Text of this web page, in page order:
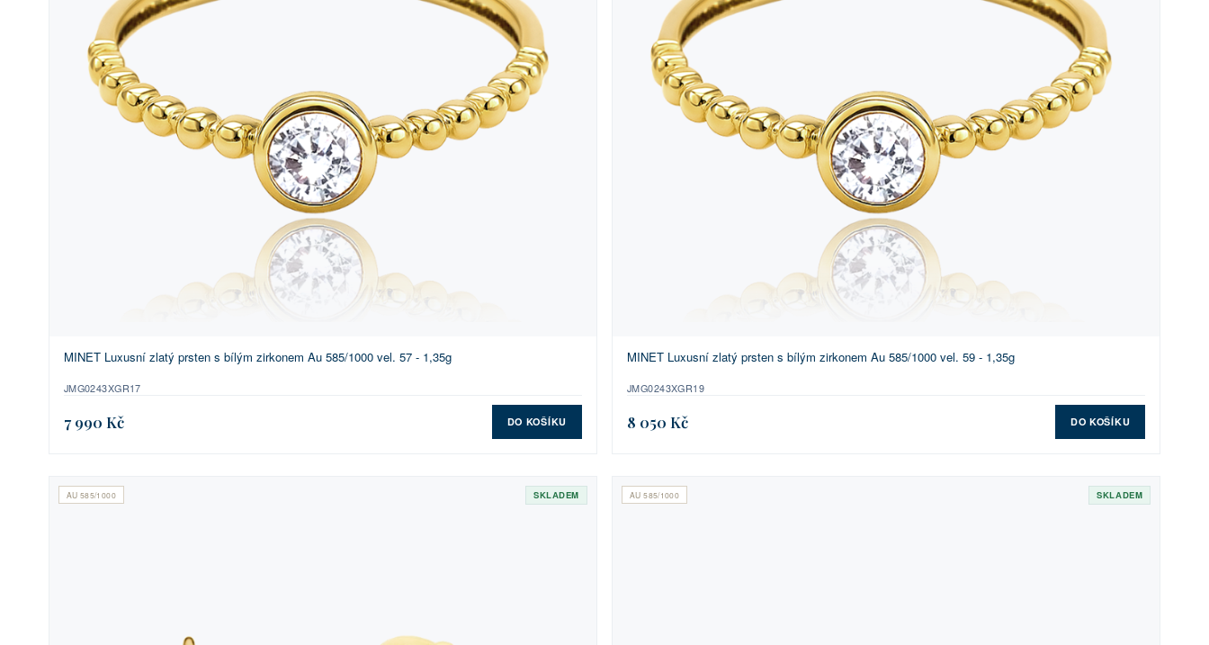
MINET Luxusní zlatý prsten s bílým zirkonem Au 585/1000 vel. 57 - 1,35g
JMG0243XGR17
7 990 Kč DO KOŠÍKU
MINET Luxusní zlatý prsten s bílým zirkonem Au 585/1000 vel. 59 - 1,35g
JMG0243XGR19
8 050 Kč DO KOŠÍKU
AU 585/1000 SKLADEM AU 585/1000 SKLADEM